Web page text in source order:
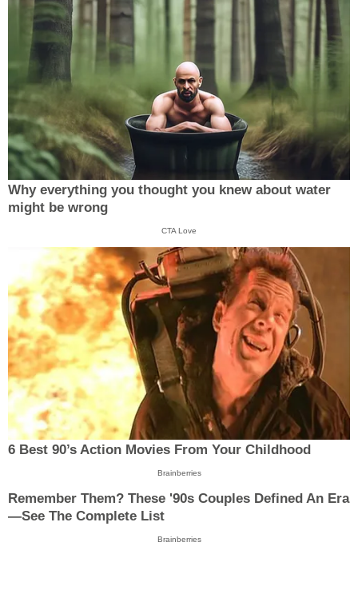
Why everything you thought you knew about water
might be wrong
CTA Love
6 Best 90’s Action Movies From Your Childhood
Brainberries
Remember Them? These '90s Couples Defined An Era
—See The Complete List
Brainberries